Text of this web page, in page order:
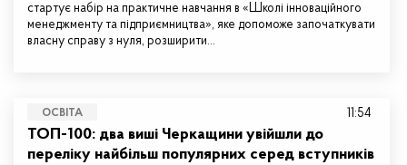
стартує набір на практичне навчання в «Школі інноваційного
менеджменту та підприємництва», яке допоможе започаткувати
власну справу з нуля, розширити…
ОСВІТА
ТОП-100: два виші Черкащини увійшли до
переліку найбільш популярних серед вступників
11:54